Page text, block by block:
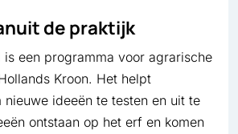
de praktijk
is een programma voor agrarische
Kroon. Het helpt
nieuwe ideeën te testen en uit te
ontstaan op het erf en komen